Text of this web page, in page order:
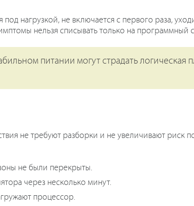
нагрузкой, не включается с первого раза,
нельзя списывать только на программный
питании могут страдать логическая
не требуют разборки и не увеличивают риск
не были перекрыты.
через несколько минут.
процессор.